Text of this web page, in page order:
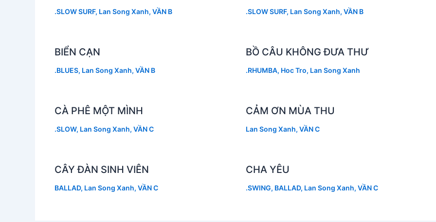
.SLOW SURF, Lan Song Xanh, VẦN B .SLOW SURF, Lan Song Xanh, VẦN B
BIỂN CẠN
.BLUES, Lan Song Xanh, VẦN B
BỒ CÂU KHÔNG ĐƯA THƯ
.RHUMBA, Hoc Tro, Lan Song Xanh
CÀ PHÊ MỘT MÌNH
.SLOW, Lan Song Xanh, VẦN C
CẢM ƠN MÙA THU
Lan Song Xanh, VẦN C
CÂY ĐÀN SINH VIÊN
BALLAD, Lan Song Xanh, VẦN C
CHA YÊU
.SWING, BALLAD, Lan Song Xanh, VẦN C